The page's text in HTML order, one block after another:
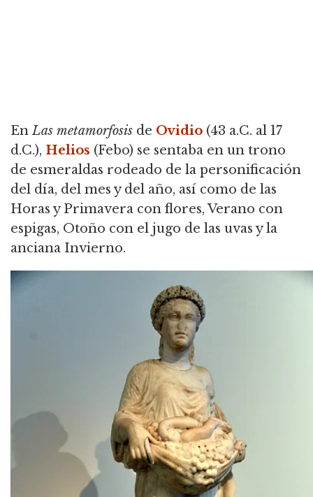
EnLas metamorfosis de Ovidio (43 a.C. al 17
d.C.), Helios (Febo) se sentaba en un trono
de esmeraldas rodeado de la personificación
del día, del mes y del año, así como de las
Horas y Primavera con flores, Verano con
espigas, Otoño con el jugo de las uvas y la
anciana Invierno.